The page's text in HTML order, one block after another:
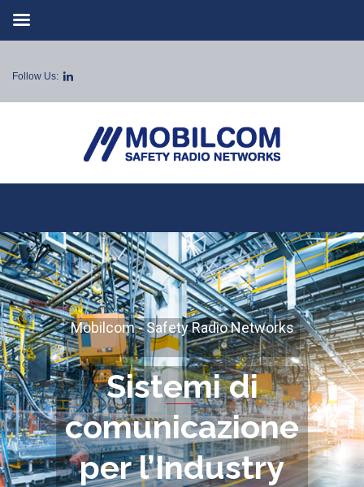
Follow Us:
Sistemi di
comunicazione
per l’Industry
Mobilcom - Safety Radio Networks